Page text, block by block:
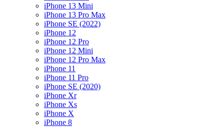
iPhone 13 Mini
iPhone 13 Pro Max
iPhone SE (2022)
iPhone 12
iPhone 12 Pro
iPhone 12 Mini
iPhone 12 Pro Max
iPhone 11
iPhone 11 Pro
iPhone SE (2020)
iPhone Xr
iPhone Xs
iPhone X
iPhone 8